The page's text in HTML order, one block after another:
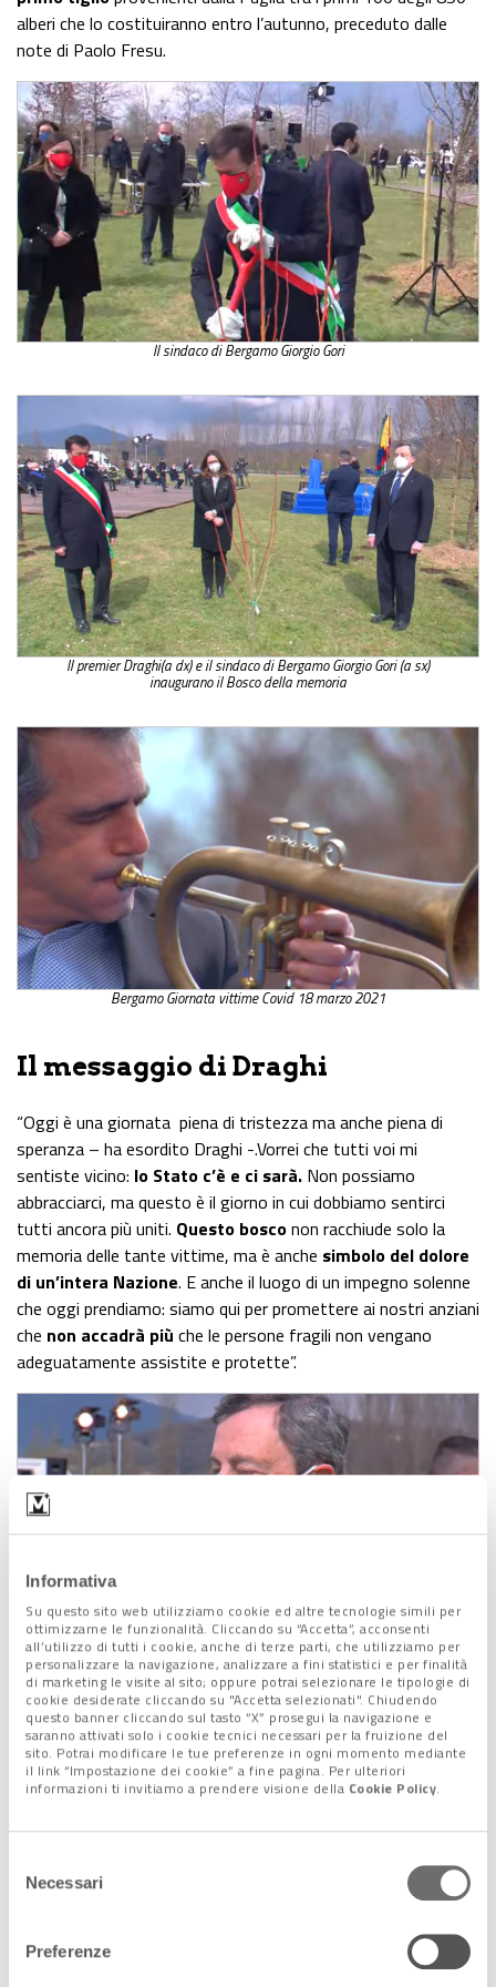
Informativa
Su questo sito web utilizziamo cookie ed altre tecnologie simili per
ottimizzarne le funzionalità. Cliccando su “Accetta”, acconsenti
all’utilizzo di tutti i cookie, anche di terze parti, che utilizziamo per
personalizzare la navigazione, analizzare a fini statistici e per finalità
di marketing le visite al sito; oppure potrai selezionare le tipologie di
cookie desiderate cliccando su "Accetta selezionati". Chiudendo
questo banner cliccando sul tasto “X” prosegui la navigazione e
saranno attivati solo i cookie tecnici necessari per la fruizione del
sito. Potrai modificare le tue preferenze in ogni momento mediante
il link “Impostazione dei cookie” a fine pagina. Per ulteriori
informazioni ti invitiamo a prendere visione della Cookie Policy.
delNecessari
Preferenze
alberi che lo costituiranno entro l’autunno, preceduto dalle
note di Paolo Fresu.
Il sindaco di Bergamo Giorgio Gori
Il premier Draghi(a dx) e il sindaco di Bergamo Giorgio Gori (a sx)
inaugurano il Bosco della memoria
Bergamo Giornata vittime Covid 18 marzo 2021
Il messaggio di Draghi
“Oggi è una giornata piena di tristezza ma anche piena di
speranza – ha esordito Draghi -.Vorrei che tutti voi mi
sentiste vicino: lo Stato c’è e ci sarà. Non possiamo
abbracciarci, ma questo è il giorno in cui dobbiamo sentirci
tutti ancora più uniti. Questo bosconon racchiude solo la
memoria delle tante vittime, ma è anche simbolo del dolore
di un’intera Nazione. E anche il luogo di un impegno solenne
che oggi prendiamo: siamo qui per promettere ai nostri anziani
che non accadrà più che le persone fragili non vengano
adeguatamente assistite e protette”.
il premier Draghi a Bergamo 18 marzo 2021
“Solo così – ha proseguito il presidente – rispetteremo la
dignità di coloro che ci hanno lasciato. Solo così questo bosco
della memoria sarà anche il luogosimbolo del nostro
riscatto. Siamo qui per celebrare il ricordo, perché la memoria
di ciò che è accaduto nella primavera dello scorso anno non si
della salute pubblica e per la salvaguardia del lavoro dei
Il cuore che unisce Bergamo a Vo’